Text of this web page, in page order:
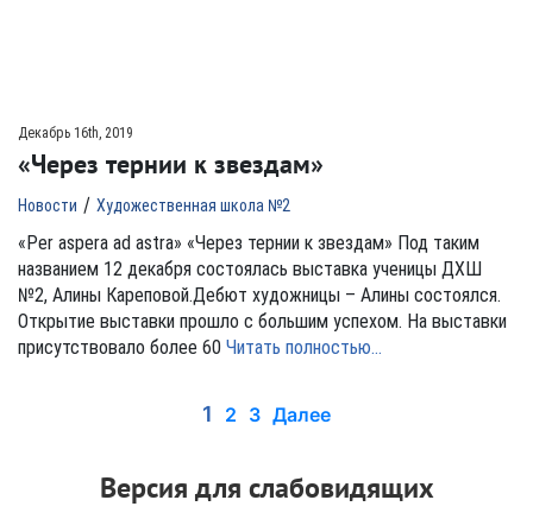
Декабрь 16th, 2019
«Через тернии к звездам»
Новости / Художественная школа №2
«Per aspera ad astra» «Через тернии к звездам» Под таким
названием 12 декабря состоялась выставка ученицы ДХШ
№2, Алины Кареповой.Дебют художницы – Алины состоялся.
Открытие выставки прошло с большим успехом. На выставки
присутствовало более 60 Читать полностью…
1 2 3 Далее
Версия для слабовидящих